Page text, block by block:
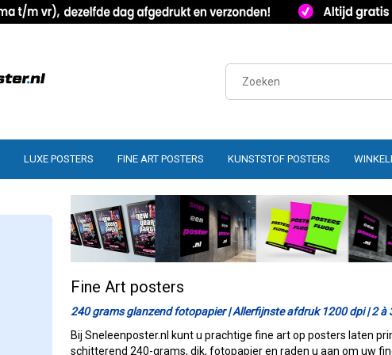
LUXE POSTERS FINE ART POSTERS KUNSTSTOF POSTERS
Fine Art posters
240 grams glanzend fotopapier | Allerfijnste afdruk 1200 dpi | 2 à
Bij Sneleenposter.nl kunt u prachtige fine art op posters laten
schitterend 240-grams, dik, fotopapier en raden u aan om uw